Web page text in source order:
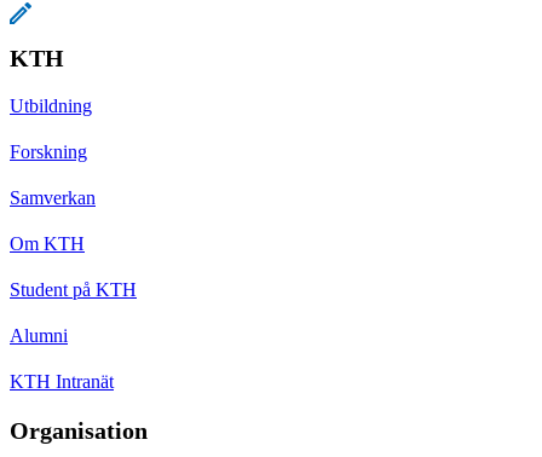
KTH
Utbildning
Forskning
Samverkan
Om KTH
Student på KTH
Alumni
KTH Intranät
Organisation